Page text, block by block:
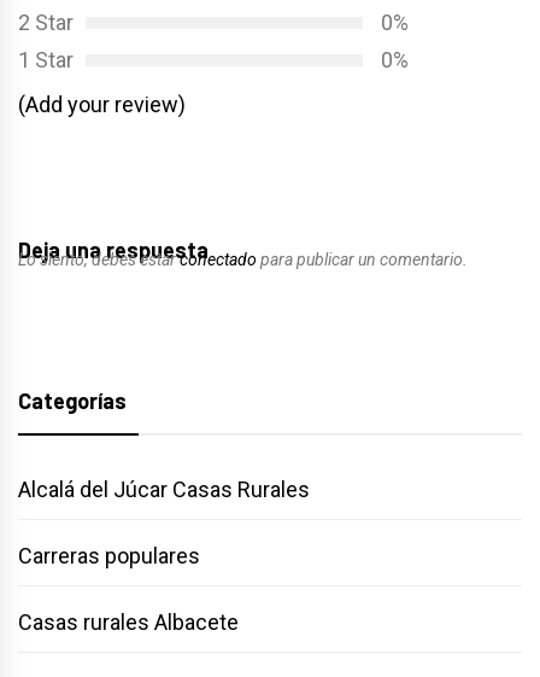
2 Star
0%
1 Star
0%
(Add your review)
Deja una respuesta
Lo siento, debes estarconectado para publicar un comentario.
Categorías
Alcalá del Júcar Casas Rurales
Carreras populares
Casas rurales Albacete